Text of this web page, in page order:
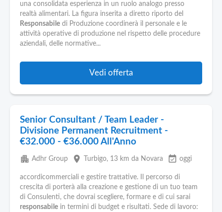
una consolidata esperienza in un ruolo analogo presso
realtà alimentari. La figura inserita a diretto riporto del
Responsabile di Produzione coordinerà il personale e le
attività operative di produzione nel rispetto delle procedure
aziendali, delle normative...
Vedi offerta
Senior Consultant / Team Leader -
Divisione Permanent Recruitment -
€32.000 - €36.000 All'Anno
apartment Adhr Group place Turbigo, 13 km da Novara event_available oggi
accordicommerciali e gestire trattative. Il percorso di
crescita di porterà alla creazione e gestione di un tuo team
di Consulenti, che dovrai scegliere, formare e di cui sarai
responsabile in termini di budget e risultati. Sede di lavoro: